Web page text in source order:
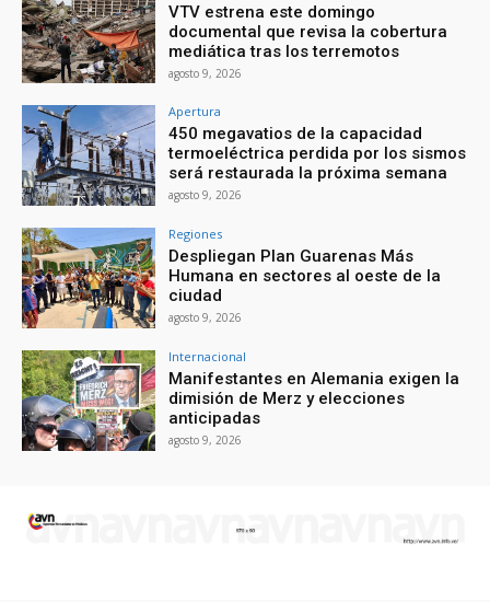
VTV estrena este domingo
documental que revisa la cobertura
mediática tras los terremotos
agosto 9, 2026
Apertura
450 megavatios de la capacidad
termoeléctrica perdida por los sismos
será restaurada la próxima semana
agosto 9, 2026
Regiones
Despliegan Plan Guarenas Más
Humana en sectores al oeste de la
ciudad
agosto 9, 2026
Internacional
Manifestantes en Alemania exigen la
dimisión de Merz y elecciones
anticipadas
agosto 9, 2026